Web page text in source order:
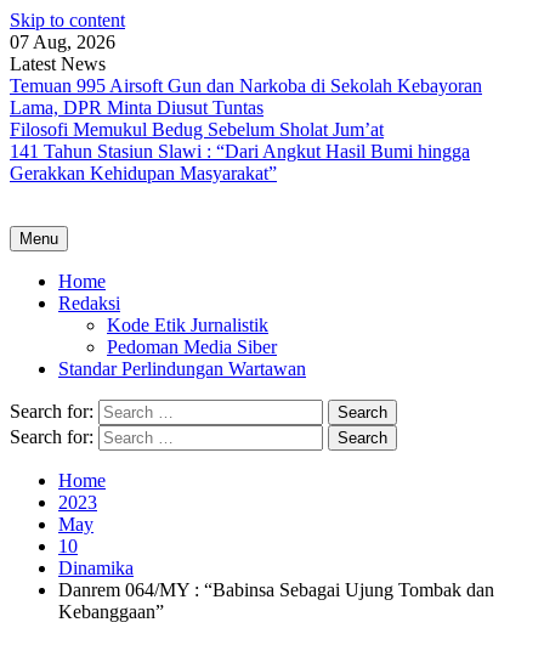
Skip to content
07 Aug, 2026
Latest News
Temuan 995 Airsoft Gun dan Narkoba di Sekolah Kebayoran
Lama, DPR Minta Diusut Tuntas
Filosofi Memukul Bedug Sebelum Sholat Jum’at
141 Tahun Stasiun Slawi : “Dari Angkut Hasil Bumi hingga
Gerakkan Kehidupan Masyarakat”
Menu
Home
Redaksi
Kode Etik Jurnalistik
Pedoman Media Siber
Standar Perlindungan Wartawan
Search for:
Search for:
Home
2023
May
10
Dinamika
Danrem 064/MY : “Babinsa Sebagai Ujung Tombak dan
Kebanggaan”